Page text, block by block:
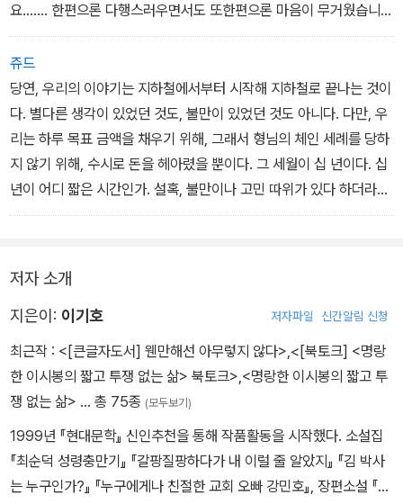
요……. 한편으론 다행스러우면서도 또한편으론 마음이 무거웠습니
다. 제 주위의 모든 것이, 심지어제 자신조차도 가짜가 아닐까 하는 생
각이 들었습니다.
세상은 아무 변화가 없는데 나만 혼자 미쳐 날뛰고 있는 듯한 두려
움, 혹은 외로움 같은 거 말입니다. 그런 생각을 하며 무대 위에서 내
려왔지요.
- 햄릿 포에버
쥬드
당연, 우리의 이야기는 지하철에서부터 시작해 지하철로 끝나는 것이
다. 별다른 생각이 있었던 것도, 불만이 있었던 것도 아니다. 다만, 우
리는 하루 목표 금액을 채우기 위해, 그래서 형님의 체인 세례를 당하
지 않기 위해, 수시로 돈을 헤아렸을 뿐이다. 그 세월이 십 년이다. 십
년이 어디 짧은 시간인가. 설혹, 불만이나 고민 따위가 있다 하더라도
뭉개지고 바스러져버리고 마는 시간. 우리는 먹고 사는 문제가 급했
을 말들이 많다고? 그래, 그럼 우리에게 와. 딱 하루만 우리와 함께 지
하철을 돌자고. 그러고 나서 무슨 생각이 드는지 말해보자고. 유부남
이 떠오르는지. 유부국수가 생각나는지. 98p
저자 소개
지은이: 이기호 저자파일 신간알림 신청
최근작 : <[큰글자도서] 웬만해선 아무렇지 않다>,<[북토크] <명랑
한 이시봉의 짧고 투쟁 없는 삶> 북토크>,<명랑한 이시봉의 짧고 투
쟁 없는 삶> … 총 75종 (모두보기)
1999년 『현대문학』 신인추천을 통해 작품활동을 시작했다. 소설집
『최순덕 성령충만기』 『갈팡질팡하다가 내 이럴 줄 알았지』 『김 박사
는 누구인가?』 『누구에게나 친절한 교회 오빠 강민호』, 장편소설 『사